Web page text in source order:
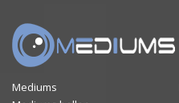
Mediums